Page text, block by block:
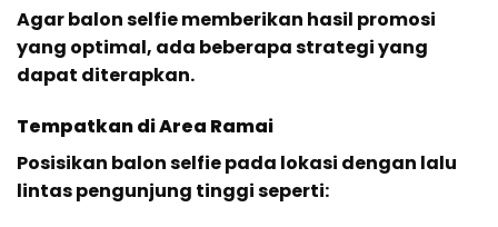
Agar balon selfie memberikan hasil promosi
yang optimal, ada beberapa strategi yang
dapat diterapkan.
Tempatkan di Area Ramai
Posisikan balon selfie pada lokasi dengan lalu
lintas pengunjung tinggi seperti: